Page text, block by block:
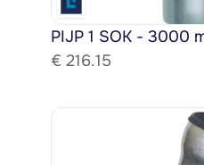
PIJP 1 SOK - 3000
€ 216.15